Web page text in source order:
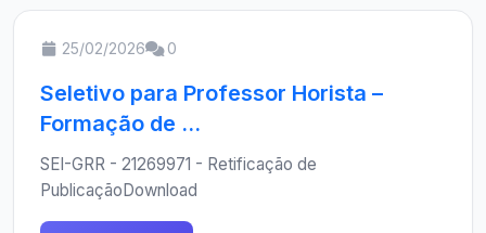
25/02/2026 0
Seletivo para Professor Horista –
Formação de ...
SEI-GRR - 21269971 - Retificação de
PublicaçãoDownload